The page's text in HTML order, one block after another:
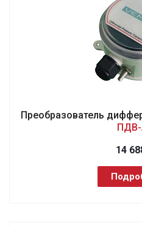
Преобразователь
14